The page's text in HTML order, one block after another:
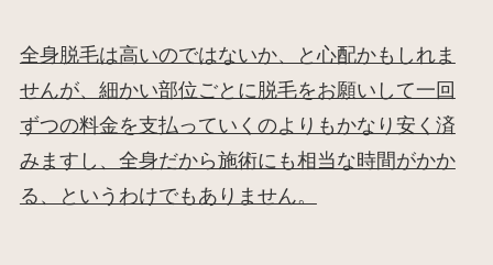
全身脱毛は高いのではないか、と心配かもしれま
せんが、細かい部位ごとに脱毛をお願いして一回
ずつの料金を支払っていくのよりもかなり安く済
みますし、全身だから施術にも相当な時間がかか
る、というわけでもありません。